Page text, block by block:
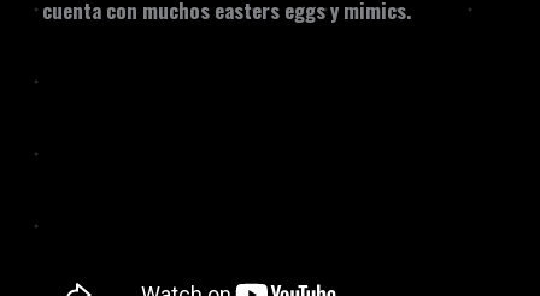
cuenta con muchos easters eggs y mimics.